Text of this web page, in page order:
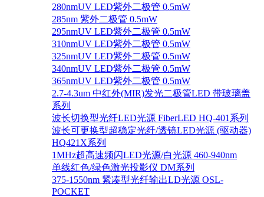
280nmUV LED紫外二极管 0.5mW
285nm 紫外二极管 0.5mW
295nmUV LED紫外二极管 0.5mW
310nmUV LED紫外二极管 0.5mW
325nmUV LED紫外二极管 0.5mW
340nmUV LED紫外二极管 0.5mW
365nmUV LED紫外二极管 0.5mW
2.7-4.3um 中红外(MIR)发光二极管LED 带玻璃盖
系列
波长切换型光纤LED光源 FiberLED HQ-401系列
波长可更换型超稳定光纤/透镜LED光源 (驱动器)
HQ421X系列
1MHz超高速频闪LED光源/白光源 460-940nm
单线红色/绿色激光投影仪 DM系列
375-1550nm 紧凑型光纤输出LD光源 OSL-
POCKET